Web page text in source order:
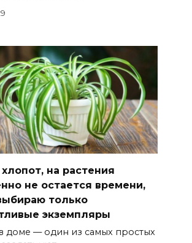
на растения
не остается времени,
только
экземпляры
доме — один из самых простых